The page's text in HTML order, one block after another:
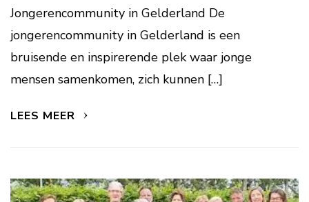
Jongerencommunity in Gelderland De
jongerencommunity in Gelderland is een
bruisende en inspirerende plek waar jonge
mensen samenkomen, zich kunnen […]
LEES MEER